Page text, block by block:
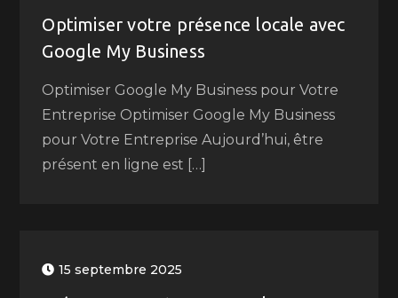
Optimiser votre présence locale avec
Google My Business
Optimiser Google My Business pour Votre
Entreprise Optimiser Google My Business
pour Votre Entreprise Aujourd’hui, être
présent en ligne est […]
15 septembre 2025